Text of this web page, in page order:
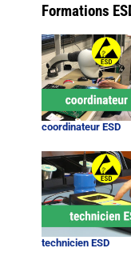
Formations
coordinateur ESD
technicien ESD